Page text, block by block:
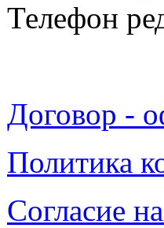
Телефон
Договор -
Политика
Согласие